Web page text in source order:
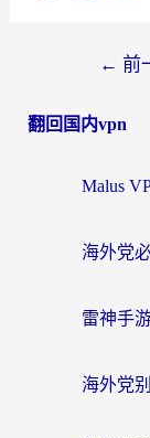
← 前
翻回国内vpn